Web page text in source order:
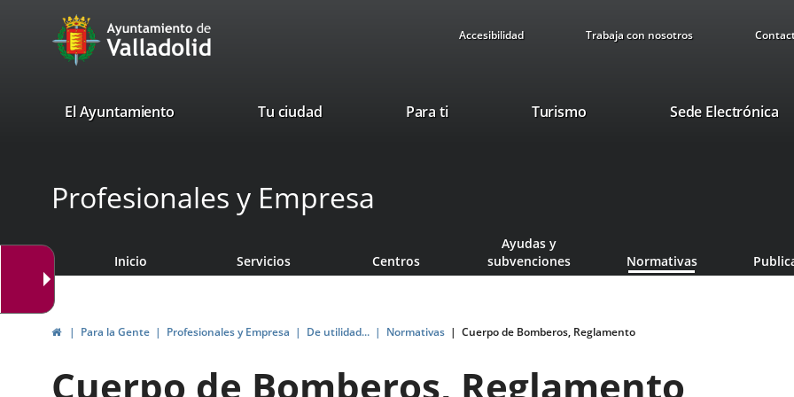
Portal
Web
Ayuntamiento
Valladolid
Accesibilidad Trabaja con nosotros
valladolid.es
El Ayuntamiento Tu ciudad Para ti TurismoEste
Sede Electrónica
Profesionales y Empresa
Inicio Servicios Centros
Ayudas y
subvenciones
Normativas
InicioPara la Gente Profesionales y Empresa De utilidad... Normativas Cuerpo de Bomberos, Reglamento
Cuerpo de Bomberos, Reglamento